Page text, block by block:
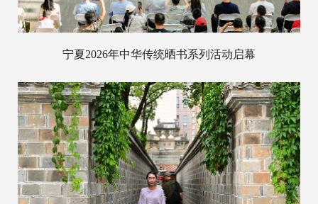
宁夏2026年中华传统晒书系列活动启幕